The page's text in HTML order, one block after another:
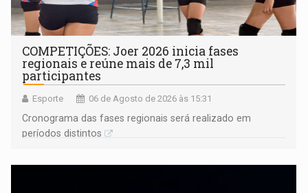
COMPETIÇÕES: Joer 2026 inicia fases
regionais e reúne mais de 7,3 mil
participantes
Esporte 06 de Agosto de 2026 às 15:31
Cronograma das fases regionais será realizado em
períodos distintos